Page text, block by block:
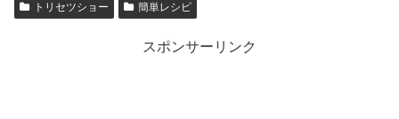
トリセツショー 簡単レシピ
スポンサーリンク